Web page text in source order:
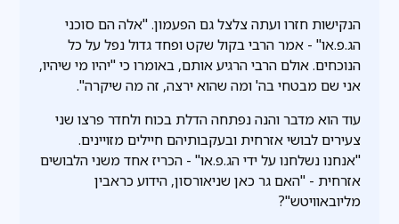
הנקישות חזרו ועתה צלצל גם הפעמון. "אלה הם סוכני
הג.פ.או" - אמר הרבי בקול שקט ופחד גדול נפל על כל
הנוכחים. אולם הרבי הרגיע אותם, באומרו כי "יהיו מי שיהיו,
אני שם מבטחי בה' ומה שהוא ירצה, זה מה שיקרה".
עוד הוא מדבר והנה נפתחה הדלת בכוח ולחדר פרצו שני
צעירים לבושי אזרחית ובעקבותיהם חיילים מזויינים.
"אנחנו נשלחנו על ידי הג.פ.או" - הכריז אחד משני הלבושים
אזרחית - "האם גר כאן שניאורסון, הידוע כראבין
מליובאוויטש"?